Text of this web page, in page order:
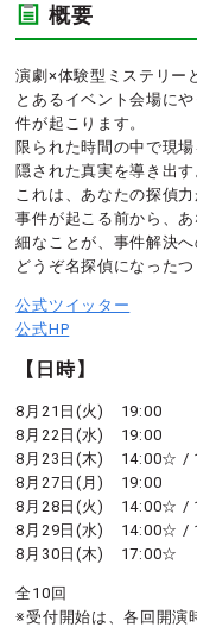
概要
演劇×体験型ミステリー
とあるイベント会場に
件が起こります。
限られた時間の中で現
隠された真実を導き出す
これは、あなたの探偵
事件が起こる前から、
細なことが、事件解決
どうぞ名探偵になった
公式ツイッター
公式HP
【日時】
8月21日(火) 19:00
8月22日(水) 19:00
8月23日(木) 14:00☆ /
8月27日(月) 19:00
8月28日(火) 14:00☆ /
8月29日(水) 14:00☆ /
8月30日(木) 17:00☆
全10回
※受付開始は、各回開演